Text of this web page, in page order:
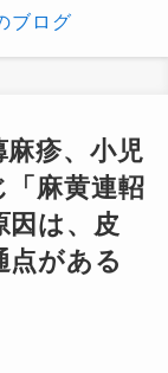
麻疹、小児
「麻黄連軺
因は、皮
点がある